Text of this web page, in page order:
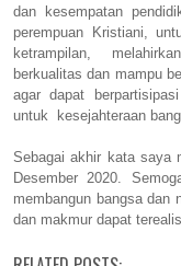
dan kesempatan
perempuan Kristiani,
ketrampilan,
berkualitas dan mampu
agar dapat
untuk kesejahteraan
Sebagai akhir kata saya
Desember 2020.
membangun bangsa dan
dan makmur dapat